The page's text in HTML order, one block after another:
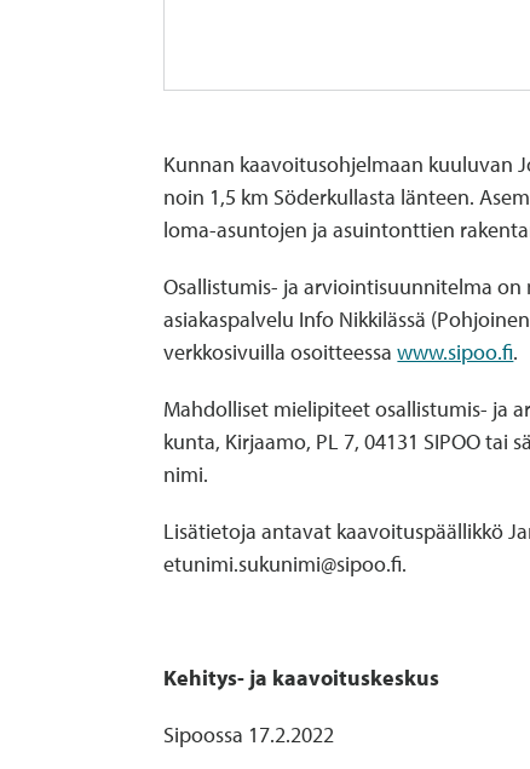
Kunnan kaavoitusohjelmaan kuuluvan
noin 1,5 km Söderkullasta länteen.
loma-asuntojen ja asuintonttien
Osallistumis- ja arviointisuunnitelma on
asiakaspalvelu Info Nikkilässä
verkkosivuilla osoitteessawww.sipoo.fi.
Mahdolliset mielipiteet osallistumis- ja
kunta, Kirjaamo, PL 7, 04131 SIPOO tai
nimi.
Lisätietoja antavat kaavoituspäällikkö
etunimi.sukunimi@sipoo.fi.
Kehitys- ja kaavoituskeskus
Sipoossa 17.2.2022